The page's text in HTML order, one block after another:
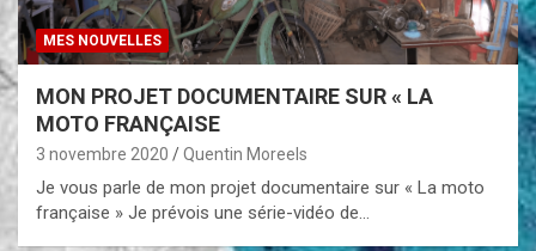
MES NOUVELLES
MON PROJET DOCUMENTAIRE SUR « LA
MOTO FRANÇAISE
3 novembre 2020 Quentin Moreels
Je vous parle de mon projet documentaire sur « La moto
française » Je prévois une série-vidéo de…